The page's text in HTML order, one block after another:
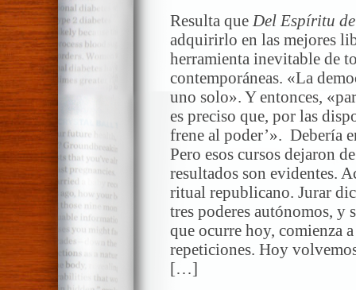
Resulta que Del Espíritu
adquirirlo en las mejores
herramienta inevitable de
contemporáneas. «La
uno solo». Y entonces,
es preciso que, por las
frene al poder’». Debería
Pero esos cursos dejaron
resultados son evidentes.
ritual republicano. Jurar
tres poderes autónomos, y
que ocurre hoy, comienza
repeticiones. Hoy
[…]